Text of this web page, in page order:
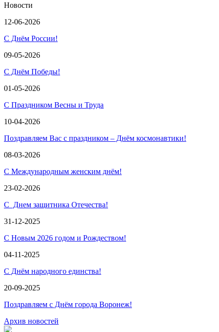
Новости
12-06-2026
С Днём России!
09-05-2026
С Днём Победы!
01-05-2026
С Праздником Весны и Труда
10-04-2026
Поздравляем Вас с праздником – Днём космонавтики!
08-03-2026
С Международным женским днём!
23-02-2026
С Днем защитника Отечества!
31-12-2025
С Новым 2026 годом и Рождеством!
04-11-2025
С Днём народного единства!
20-09-2025
Поздравляем с Днём города Воронеж!
Архив новостей